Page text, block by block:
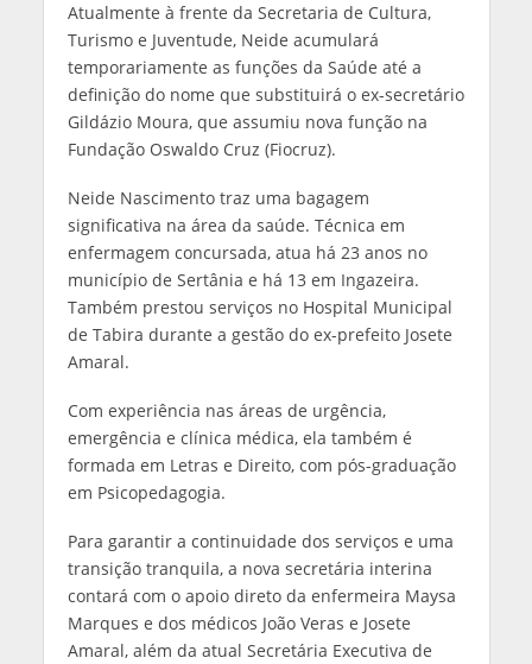
Atualmente à frente da Secretaria de Cultura,
Turismo e Juventude, Neide acumulará
temporariamente as funções da Saúde até a
definição do nome que substituirá o ex-secretário
Gildázio Moura, que assumiu nova função na
Fundação Oswaldo Cruz (Fiocruz).
Neide Nascimento traz uma bagagem
significativa na área da saúde. Técnica em
enfermagem concursada, atua há 23 anos no
município de Sertânia e há 13 em Ingazeira.
Também prestou serviços no Hospital Municipal
de Tabira durante a gestão do ex-prefeito Josete
Amaral.
Com experiência nas áreas de urgência,
emergência e clínica médica, ela também é
formada em Letras e Direito, com pós-graduação
em Psicopedagogia.
Para garantir a continuidade dos serviços e uma
transição tranquila, a nova secretária interina
contará com o apoio direto da enfermeira Maysa
Marques e dos médicos João Veras e Josete
Amaral, além da atual Secretária Executiva de